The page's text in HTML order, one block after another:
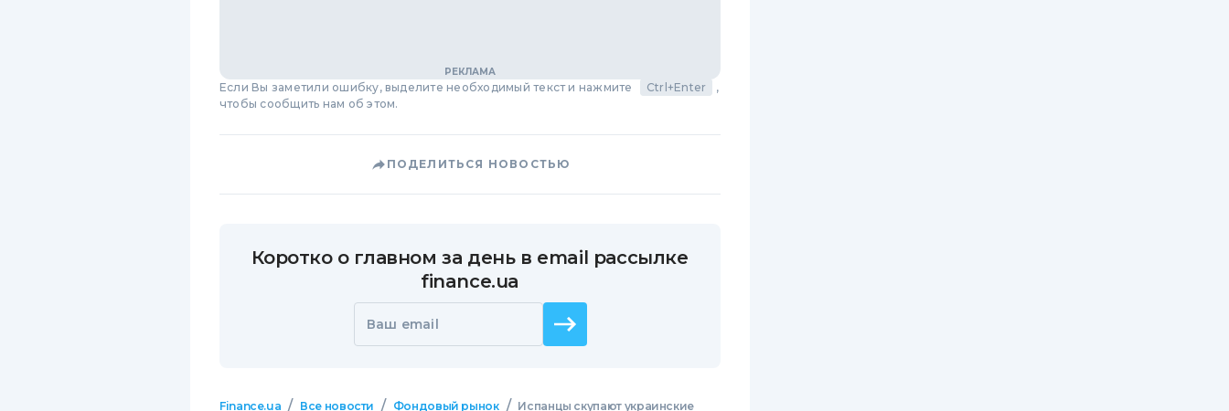
Если Вы заметили ошибку, выделите необходимый текст и нажмите Ctrl+Enter
,
чтобы сообщить нам об этом.
ПОДЕЛИТЬСЯ НОВОСТЬЮ
Коротко о главном за день в email рассылке
finance.ua
Ваш email
Finance.ua / Все новости / Фондовый рынок / Испанцы скупают украинские